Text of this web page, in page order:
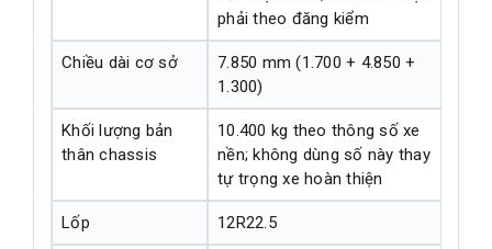
phải theo đăng kiểm
Chiều dài cơ sở
7.850 mm (1.700 + 4.850 +
1.300)
Khối lượng bản
thân chassis
10.400 kg theo thông số xe
nền; không dùng số này thay
tự trọng xe hoàn thiện
Lốp 12R22.5